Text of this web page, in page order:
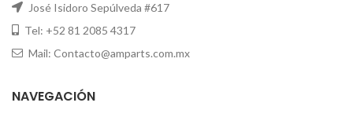
José Isidoro Sepúlveda #617
Tel: +52 81 2085 4317
Mail: Contacto@amparts.com.mx
NAVEGACIÓN